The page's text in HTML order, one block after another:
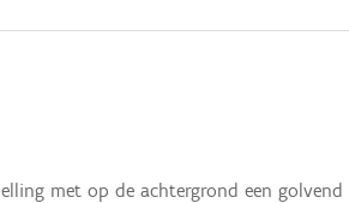
met op de achtergrond een golvend